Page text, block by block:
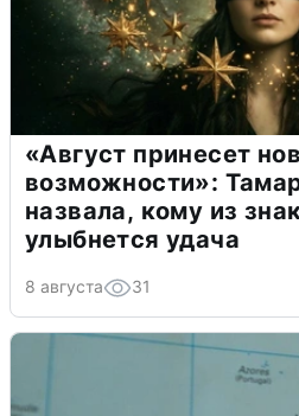
«Август принесет
возможности»:
назвала, кому из
улыбнется удача
8 августа 31